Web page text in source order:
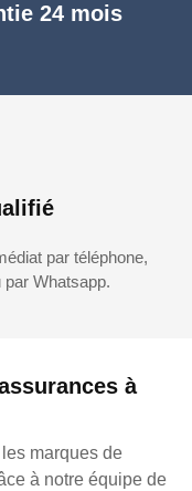
à
marques de
à notre équipe de
24 mois
par téléphone,
Whatsapp.